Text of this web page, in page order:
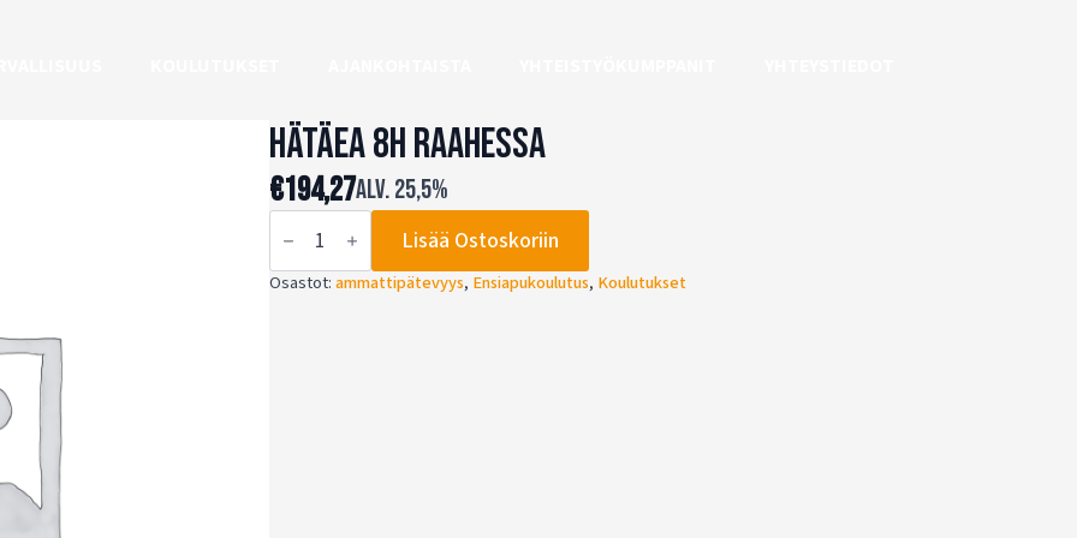
HätäEA 8h Raahessa
€194,27alv. 25,5%
HätäEA
8h
Raahessa
määrä
Lisää Ostoskoriin
Osastot:ammattipätevyys, Ensiapukoulutus, Koulutukset